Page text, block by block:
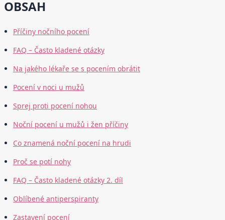
OBSAH
Příčiny nočního pocení
FAQ – Často kladené otázky
Na jakého lékaře se s pocením obrátit
Pocení v noci u mužů
Sprej proti pocení nohou
Noční pocení u mužů i žen příčiny
Co znamená noční pocení na hrudi
Proč se potí nohy
FAQ – Často kladené otázky 2. díl
Oblíbené antiperspiranty
Zastavení pocení